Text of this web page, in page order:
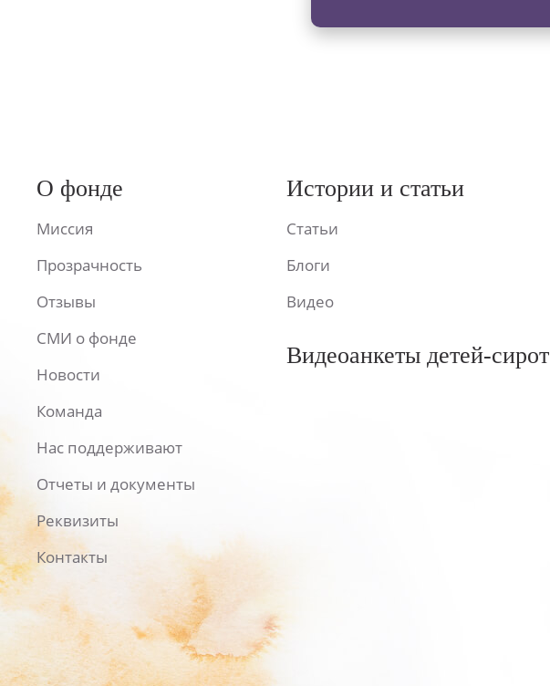
О фонде
Миссия
Прозрачность
Отзывы
СМИ о фонде
Новости
Команда
Нас поддерживают
Отчеты и документы
Реквизиты
Контакты
Истории и статьи
Статьи
Блоги
Видео
Видеоанкеты детей-сирот